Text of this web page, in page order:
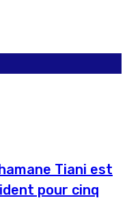
Tiani est
pour cinq